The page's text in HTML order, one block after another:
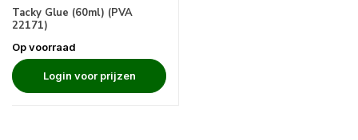
Tacky Glue (60ml) (PVA
22171)
Op voorraad
Login voor prijzen